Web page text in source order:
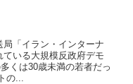
「イラン・インターナ
いる大規模反政府デモ
くは30歳未満の若者だっ
の...